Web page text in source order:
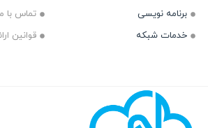
نویسی
شبکه
تماس با ما
قوانین ارائه خدمات